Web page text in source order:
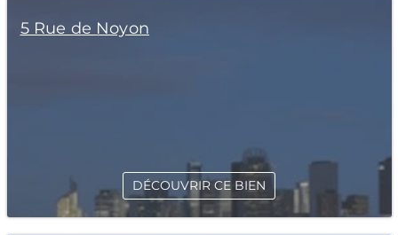
5 Rue de Noyon
DÉCOUVRIR CE BIEN